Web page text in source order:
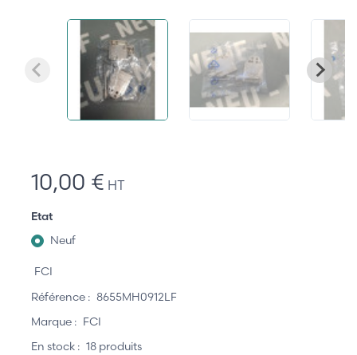
10,00 € HT
Etat
Neuf
FCI
Référence : 8655MH0912LF
Marque : FCI
En stock : 18 produits